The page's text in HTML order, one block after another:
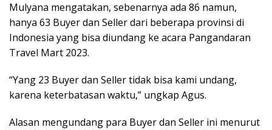
Mulyana mengatakan, sebenarnya ada 86 namun,
hanya 63 Buyer dan Seller dari beberapa provinsi di
Indonesia yang bisa diundang ke acara Pangandaran
Travel Mart 2023.
“Yang 23 Buyer dan Seller tidak bisa kami undang,
karena keterbatasan waktu,” ungkap Agus.
Alasan mengundang para Buyer dan Seller ini menurut